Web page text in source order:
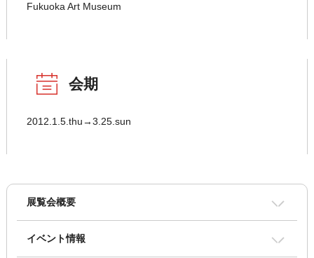
Fukuoka Art Museum
会期
2012.1.5.thu→3.25.sun
展覧会概要
イベント情報